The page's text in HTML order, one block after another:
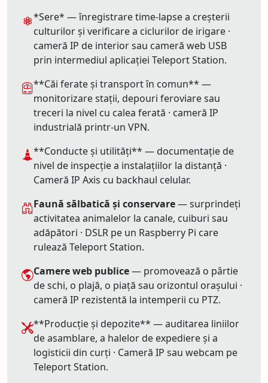
*Sere* — înregistrare time-lapse a creșterii
culturilor și verificare a ciclurilor de irigare ·
cameră IP de interior sau cameră web USB
prin intermediul aplicației Teleport Station.
**Căi ferate și transport în comun** —
monitorizare stații, depouri feroviare sau
treceri la nivel cu calea ferată · cameră IP
industrială printr-un VPN.
**Conducte și utilități** — documentație de
nivel de inspecție a instalațiilor la distanță ·
Cameră IP Axis cu backhaul celular.
Faună sălbatică și conservare— surprindeți
activitatea animalelor la canale, cuiburi sau
adăpători · DSLR pe un Raspberry Pi care
rulează Teleport Station.
Camere web publice— promovează o pârtie
de schi, o plajă, o piață sau orizontul orașului ·
cameră IP rezistentă la intemperii cu PTZ.
**Producție și depozite** — auditarea liniilor
de asamblare, a halelor de expediere și a
logisticii din curți · Cameră IP sau webcam pe
Teleport Station.